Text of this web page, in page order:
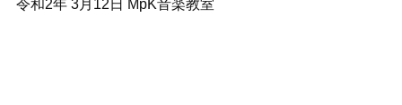
令和2年 3月12日 MpK音楽教室